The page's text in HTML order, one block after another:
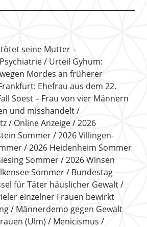
seine Mutter –
Urteil Gyhum:
Mordes an früherer
Ehefrau aus dem 22.
Soest – Frau von vier Männern
und misshandelt
Online Anzeige
2026
Sommer
2026 Villingen-
2026 Heidenheim Sommer
Sommer
2026 Winsen
Sommer
Bundestag
für Täter häuslicher Gewalt
einzelner Frauen bewirkt
Männerdemo gegen Gewalt
(Ulm)
Menicismus